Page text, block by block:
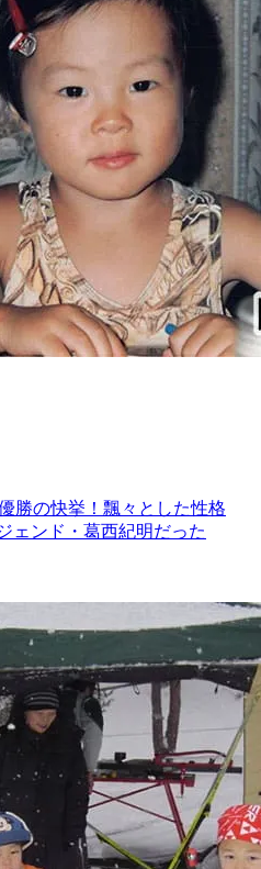
勝の快挙！飄々とした性格
ェンド・葛西紀明だった